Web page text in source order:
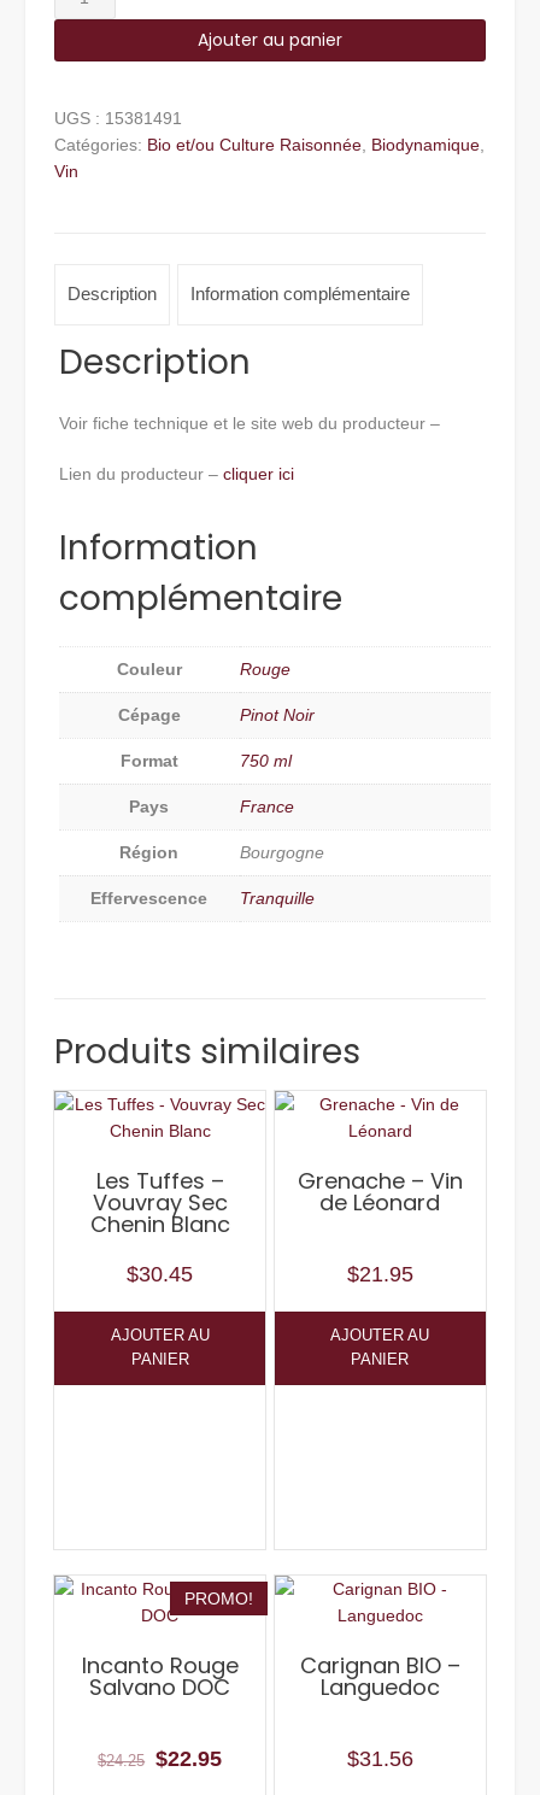
de
Ajouter au panier
UGS : 15381491
Catégories: Bio et/ou Culture Raisonnée Biodynamique
Vin
Description Information complémentaire
Description
Voir fiche technique et le site web du producteur –
Lien du producteur – cliquer ici
Information
complémentaire
Couleur Rouge
Cépage Pinot Noir
Format 750 ml
Pays France
Région Bourgogne
Effervescence Tranquille
Produits similaires
Les Tuffes –
Vouvray Sec
Chenin Blanc
$30.45
AJOUTER AU
PANIER
Grenache – Vin
de Léonard
$21.95
AJOUTER AU
PANIER
PROMO!
Incanto Rouge
Salvano DOC
$24.25 Le
$22.95Le
Carignan BIO –
Languedoc
$31.56